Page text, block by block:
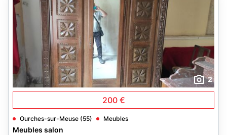
2
200 €
Ourches-sur-Meuse (55) Meubles
Meubles salon